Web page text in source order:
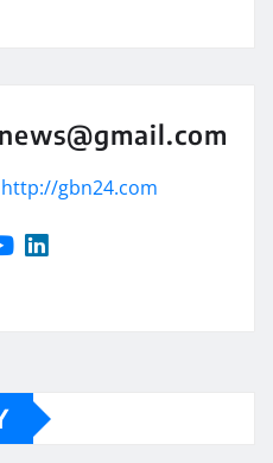
http://gbn24.com